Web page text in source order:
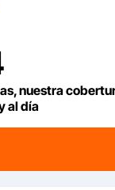
Rosalía de
faltar a tres
nuestra
al día